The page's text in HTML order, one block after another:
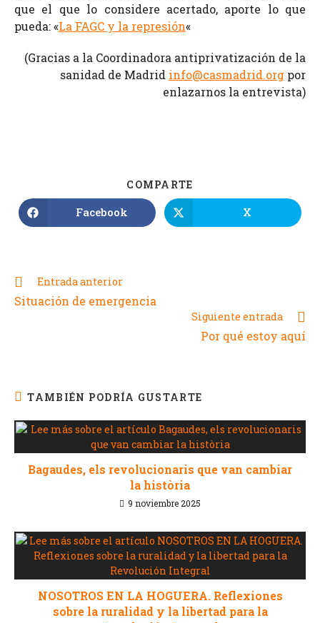
que el que lo considere acertado, aporte lo que
pueda: «La FAGC y la represión«
(Gracias a la Coordinadora antiprivatización de la
sanidad de Madrid info@casmadrid.org por
enlazarnos la entrevista)
COMPARTE
Facebook X
Entrada anterior
Situación de emergencia
Siguiente entrada
Por qué estoy aquí
TAMBIÉN PODRÍA GUSTARTE
Bagaudes, els revolucionaris que van cambiar
la història
9 noviembre 2025
NOSOTROS EN LA HOGUERA. Reflexiones
sobre la ruralidad y la libertad para la